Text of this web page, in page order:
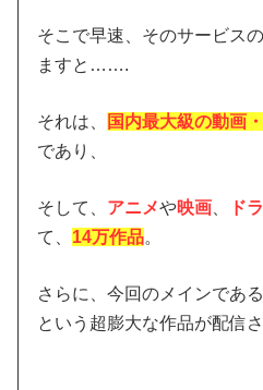
そこで早速、そのサービス
ますと…….
それは、
国内最大級の動画
であり、
そして、 アニメや映画 ド
て、 14万作品。
さらに、今回のメインである
という超膨大な作品が配信さ